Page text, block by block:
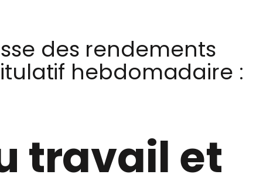
des rendements
hebdomadaire :
travail et